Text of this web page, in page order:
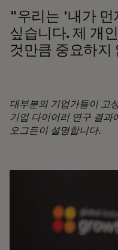
"우리는 '내가 먼
싶습니다. 제 개
것만큼 중요하지
대부분의 기업가들이 고
기업 다이어리 연구 결과
오그든이 설명합니다.